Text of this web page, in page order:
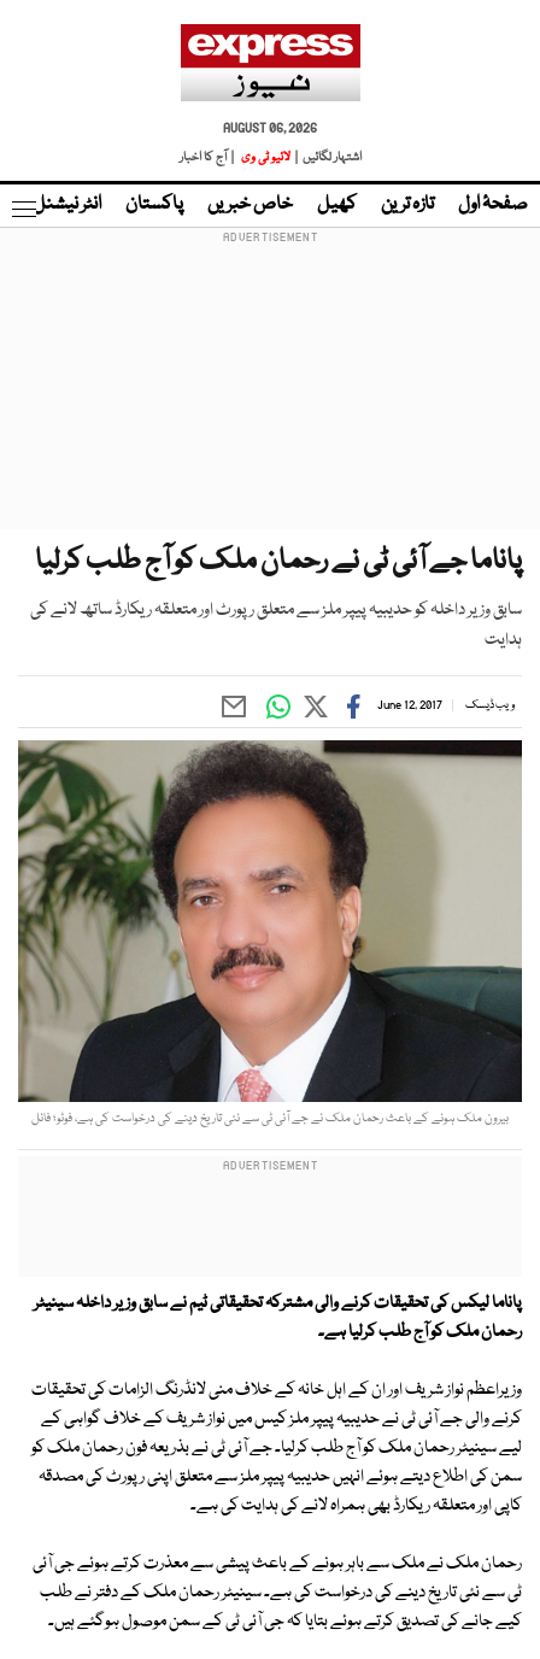
AUGUST 06, 2026
اشتہار لگائیں |
لائیو ٹی وی | آج کا اخبار
صفحۂ اول تازہ ترین کھیل خاص خبریں پاکستان انٹر نیشنل
پاناما جے آئی ٹی نے رحمان ملک کو آج طلب کرلیا
سابق وزیر داخلہ کو حدیبیہ پیپر ملز سے متعلق رپورٹ اور متعلقہ ریکارڈ ساتھ لانے کی
ہدایت
ویب ڈیسک June 12, 2017
بیرون ملک ہونے کے باعث رحمان ملک نے جے آئی ٹی سے نئی تاریخ دینے کی درخواست کی ہے، فوٹو؛ فائل
پاناما لیکس کی تحقیقات کرنے والی مشترکہ تحقیقاتی ٹیم نے سابق وزیر داخلہ سینیٹر
رحمان ملک کو آج طلب کرلیا ہے۔
وزیراعظم نواز شریف اور ان کے اہل خانہ کے خلاف منی لانڈرنگ الزامات کی تحقیقات
کرنے والی جے آئی ٹی نے حدیبیہ پیپر ملز کیس میں نواز شریف کے خلاف گواہی کے
لیے سینیٹر رحمان ملک کو آج طلب کرلیا۔ جے آئی ٹی نے بذریعہ فون رحمان ملک کو
سمن کی اطلاع دیتے ہوئے انہیں حدیبیہ پیپر ملز سے متعلق اپنی رپورٹ کی مصدقہ
کاپی اور متعلقہ ریکارڈ بھی ہمراہ لانے کی ہدایت کی ہے۔
رحمان ملک نے ملک سے باہر ہونے کے باعث پیشی سے معذرت کرتے ہوئے جی آئی
ٹی سے نئی تاریخ دینے کی درخواست کی ہے۔ سینیٹر رحمان ملک کے دفتر نے طلب
کیے جانے کی تصدیق کرتے ہوئے بتایا کہ جی آئی ٹی کے سمن موصول ہوگئے ہیں۔